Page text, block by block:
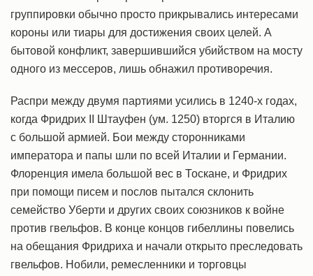
группировки обычно просто прикрывались интересами
короны или тиары для достижения своих целей. А
бытовой конфликт, завершившийся убийством на мосту
одного из мессеров, лишь обнажил противоречия.
Распри между двумя партиями усились в 1240-х годах,
когда Фридрих II Штауфен (ум. 1250) вторгся в Италию
с большой армией. Бои между сторонниками
императора и папы шли по всей Италии и Германии.
Флоренция имела большой вес в Тоскане, и Фридрих
при помощи писем и послов пытался склонить
семейство Уберти и других своих союзников к войне
против гвельфов. В конце концов гибеллины повелись
на обещания Фридриха и начали открыто преследовать
гвельфов. Нобили, ремесленники и торговцы